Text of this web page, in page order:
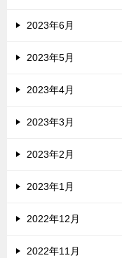
2023年6月
2023年5月
2023年4月
2023年3月
2023年2月
2023年1月
2022年12月
2022年11月